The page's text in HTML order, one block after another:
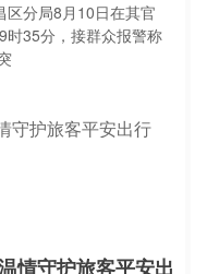
区分局8月10日在其官
时35分，接群众报警称
情守护旅客平安出